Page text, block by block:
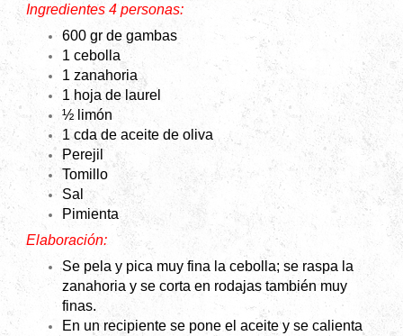
Ingredientes 4 personas:
600 gr de gambas
1 cebolla
1 zanahoria
1 hoja de laurel
½ limón
1 cda de aceite de oliva
Perejil
Tomillo
Sal
Pimienta
Elaboración:
Se pela y pica muy fina la cebolla; se raspa la
zanahoria y se corta en rodajas también muy
finas.
En un recipiente se pone el aceite y se calienta